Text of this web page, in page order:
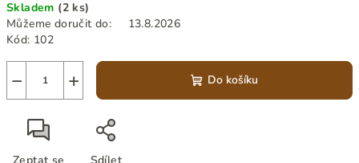
Skladem (2 ks)
Můžeme doručit do:
13.8.2026
Kód: 102
+
− Do košíku